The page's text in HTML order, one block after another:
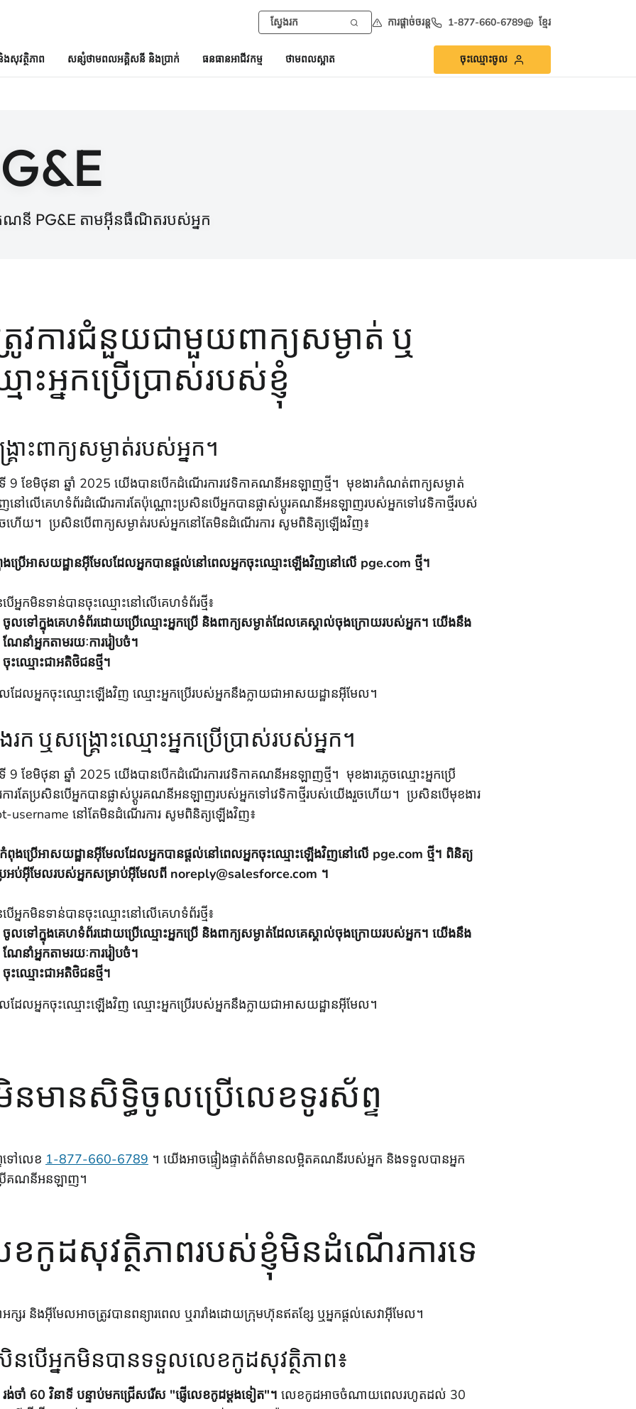
ការផ្ដាច់ចរន្ត 1-877-660-6789 ខ្មែរ
ងសុវត្ថិភាព សន្សំថាមពលអគ្គិសនី និងប្រាក់ ធនធានអាជីវកម្ម ថាមពលស្អាត ចុះឈ្មោះចូល
នី PG&E តាមអ៊ីនធឺណិតរបស់អ្នក
ត្រូវការជំនួយជាមួយពាក្យសម្ងាត់ ឬ
ះអ្នកប្រើប្រាស់របស់ខ្ញុំ
រោះពាក្យសម្ងាត់របស់អ្នក។
ទី 9 ខែមិថុនា ឆ្នាំ 2025 យើងបានបើកដំណើរការវេទិកាគណនីអនឡាញថ្មី។ មុខងារកំណត់ពាក្យសម្ងាត់
នៅលើគេហទំព័រដំណើរការតែប៉ុណ្ណោះប្រសិនបើអ្នកបានផ្លាស់ប្តូរគណនីអនឡាញរបស់អ្នកទៅវេទិកាថ្មីរបស់
ហើយ។ ប្រសិនបើពាក្យសម្ងាត់របស់អ្នកនៅតែមិនដំណើរការ សូមពិនិត្យឡើងវិញ៖
ងប្រើអាសយដ្ឋានអ៊ីមែលដែលអ្នកបានផ្តល់នៅពេលអ្នកចុះឈ្មោះឡើងវិញនៅលើ pge.com ថ្មី។
ើអ្នកមិនទាន់បានចុះឈ្មោះនៅលើគេហទំព័រថ្មី៖
ចូលទៅក្នុងគេហទំព័រដោយប្រើឈ្មោះអ្នកប្រើ និងពាក្យសម្ងាត់ដែលគេស្គាល់ចុងក្រោយរបស់អ្នក។ យើងនឹង
ណែនាំអ្នកតាមរយៈការរៀបចំ។
ចុះឈ្មោះជាអតិថិជនថ្មី។
ដែលអ្នកចុះឈ្មោះឡើងវិញ ឈ្មោះអ្នកប្រើរបស់អ្នកនឹងក្លាយជាអាសយដ្ឋានអ៊ីមែល។
រក ឬសង្គ្រោះឈ្មោះអ្នកប្រើប្រាស់របស់អ្នក។
ទី 9 ខែមិថុនា ឆ្នាំ 2025 យើងបានបើកដំណើរការវេទិកាគណនីអនឡាញថ្មី។ មុខងារភ្លេចឈ្មោះអ្នកប្រើ
ារតែប្រសិនបើអ្នកបានផ្លាស់ប្តូរគណនីអនឡាញរបស់អ្នកទៅវេទិកាថ្មីរបស់យើងរួចហើយ។ ប្រសិនបើមុខងារ
username នៅតែមិនដំណើរការ សូមពិនិត្យឡើងវិញ៖
កំពុងប្រើអាសយដ្ឋានអ៊ីមែលដែលអ្នកបានផ្តល់នៅពេលអ្នកចុះឈ្មោះឡើងវិញនៅលើ pge.com ថ្មី។ ពិនិត្យ
អប់អ៊ីមែលរបស់អ្នកសម្រាប់អ៊ីមែលពី noreply@salesforce.com ។
ើអ្នកមិនទាន់បានចុះឈ្មោះនៅលើគេហទំព័រថ្មី៖
ចូលទៅក្នុងគេហទំព័រដោយប្រើឈ្មោះអ្នកប្រើ និងពាក្យសម្ងាត់ដែលគេស្គាល់ចុងក្រោយរបស់អ្នក។ យើងនឹង
ណែនាំអ្នកតាមរយៈការរៀបចំ។
ចុះឈ្មោះជាអតិថិជនថ្មី។
ដែលអ្នកចុះឈ្មោះឡើងវិញ ឈ្មោះអ្នកប្រើរបស់អ្នកនឹងក្លាយជាអាសយដ្ឋានអ៊ីមែល។
មិនមានសិទ្ធិចូលប្រើលេខទូរស័ព្ទ
ទៅលេខ 1-877-660-6789 ។ យើងអាចផ្ទៀងផ្ទាត់ព័ត៌មានលម្អិតគណនីរបស់អ្នក និងទទួលបានអ្នក
ើគណនីអនឡាញ។
កូដសុវត្ថិភាពរបស់ខ្ញុំមិនដំណើរការទេ
អក្សរ និងអ៊ីមែលអាចត្រូវបានពន្យារពេល ឬរារាំងដោយក្រុមហ៊ុនឥតខ្សែ ឬអ្នកផ្តល់សេវាអ៊ីមែល។
នបើអ្នកមិនបានទទួលលេខកូដសុវត្ថិភាព៖
រង់ចាំ 60 វិនាទី បន្ទាប់មកជ្រើសរើស "ផ្ញើលេខកូដម្តងទៀត"។ លេខកូដអាចចំណាយពេលរហូតដល់ 30